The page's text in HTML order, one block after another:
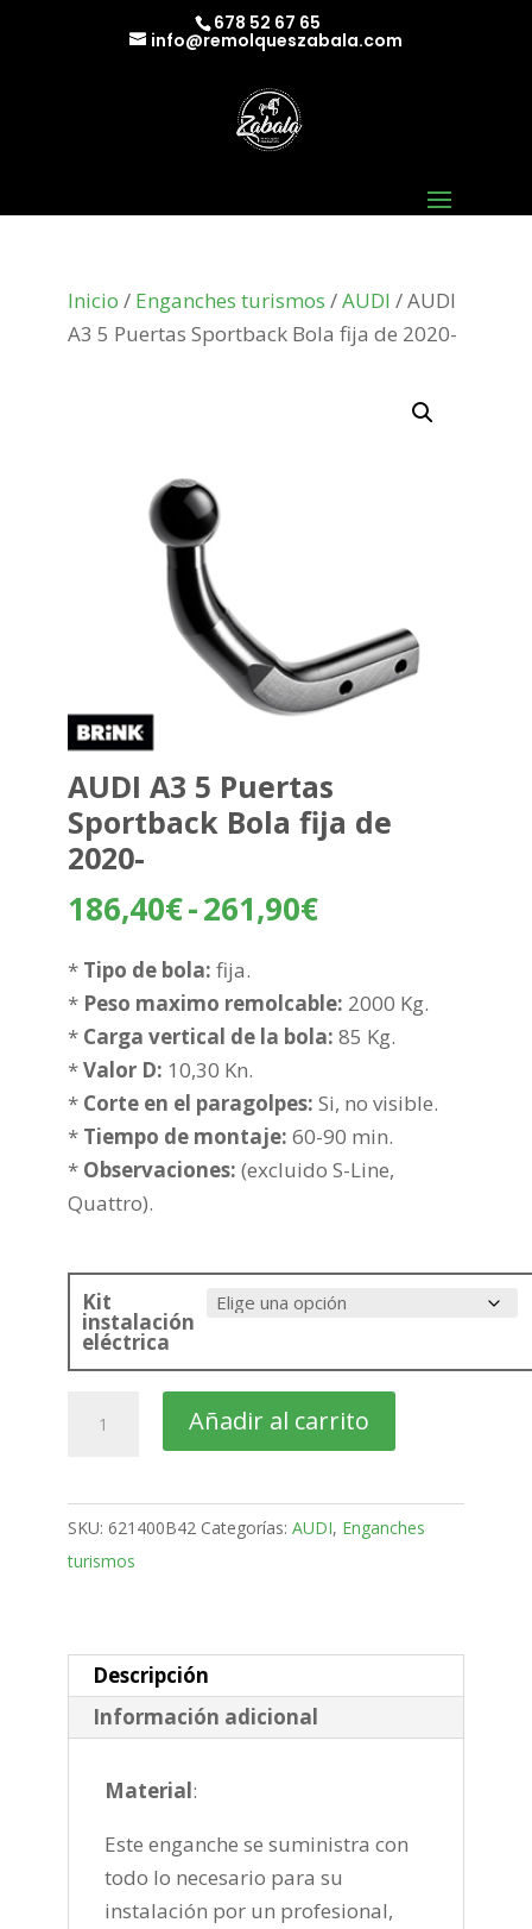
678 52 67 65
info@remolqueszabala.com
Inicio / Enganches turismos /AUDI / AUDI
A3 5 Puertas Sportback Bola fija de 2020-
AUDI A3 5 Puertas
Sportback Bola fija de
2020-
186,40€-261,90€Rango
desde
186,40€
261,90€
* Tipo de bola: fija.
* Peso maximo remolcable: 2000 Kg.
* Carga vertical de la bola: 85 Kg.
*Valor D: 10,30 Kn.
* Corte en el paragolpes: Si, no visible.
* Tiempo de montaje: 60-90 min.
* Observaciones: (excluido S-Line,
Quattro).
Kit
instalación
eléctrica
Puertas
Sportback
Bola
2020-
cantidad
Añadir al carrito
SKU: 621400B42 Categorías: AUDI, Enganches
turismos
Descripción
Información adicional
Material:
Este enganche se suministra con
todo lo necesario para su
instalación por un profesional,